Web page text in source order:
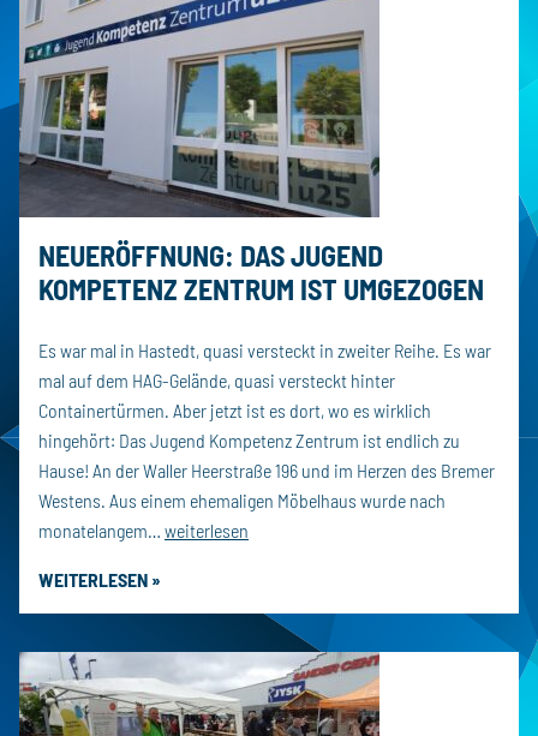
NEUERÖFFNUNG: DAS JUGEND
KOMPETENZ ZENTRUM IST UMGEZOGEN
Es war mal in Hastedt, quasi versteckt in zweiter Reihe. Es war
mal auf dem HAG-Gelände, quasi versteckt hinter
Containertürmen. Aber jetzt ist es dort, wo es wirklich
hingehört: Das Jugend Kompetenz Zentrum ist endlich zu
Hause! An der Waller Heerstraße 196 und im Herzen des Bremer
Westens. Aus einem ehemaligen Möbelhaus wurde nach
monatelangem… Neueröffnung:
Kompetenz
Zentrum
ist
umgezogen
weiterlesen
WEITERLESEN »